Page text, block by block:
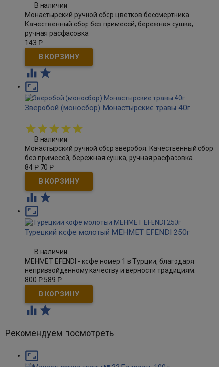
В наличии
Монастырский ручной сбор цветков бессмертника.
Качественный сбор без примесей, бережная сушка,
ручная расфасовка.
143 Р
 

Зверобой (моносбор) Монастырские травы 40г
В наличии
Монастырский ручной сбор зверобоя. Качественный сбор
без примесей, бережная сушка, ручная расфасовка.
84 Р 70 Р
 

Турецкий кофе молотый MEHMET EFENDI 250г
В наличии
MEHMET EFENDI - кофе номер 1 в Турции, благодаря
непривзойденному качеству и верности традициям.
800 Р 589 Р
 
Рекомендуем посмотреть
